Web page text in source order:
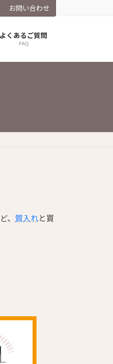
お問い合わせ
よくあるご質問
FAQ
、 質入れと買